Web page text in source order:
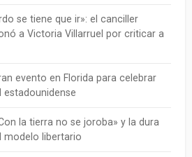
se tiene que ir»: el canciller
a Victoria Villarruel por criticar a
evento en Florida para celebrar
estadounidense
la tierra no se joroba» y la dura
modelo libertario